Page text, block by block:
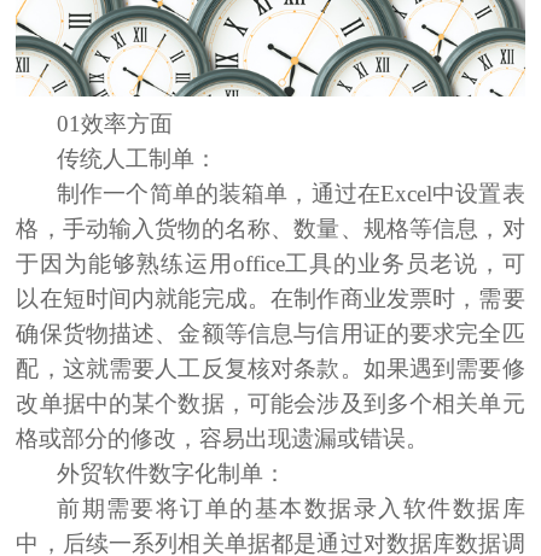
01效率方面
传统人工制单：
制作一个简单的装箱单，通过在Excel中设置表
格，手动输入货物的名称、数量、规格等信息， 对
于因为能够熟练运用office工具的业务员老说，可
以在短时间内就能完成。在制作商业发票时，需要
确保货物描述、金额等信息与信用证的要求完全匹
配，这就需要人工反复核对条款。如果遇到需要修
改单据中的某个数据，可能会涉及到多个相关单元
格或部分的修改，容易出现遗漏或错误。
外贸软件数字化制单 ：
前期需要将订单的基本数据录入软件数据库
中，后续一系列相关单据都是通过对数据库数据调